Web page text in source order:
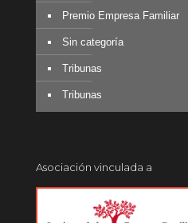
Premio Empresa Familiar
Sin categoría
Tribunas
Tribunas
Asociación vinculada a